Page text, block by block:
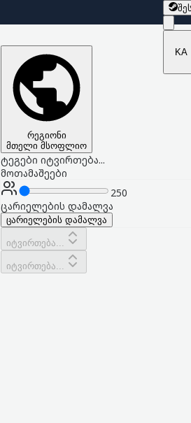
KA
რეგიონი
მთელი მსოფლიო
ტეგები იტვირთება...
მოთამაშეები
250
ცარიელების დამალვა
ცარიელების დამალვა
იტვირთება...
იტვირთება...